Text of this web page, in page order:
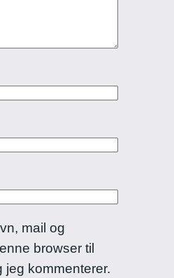
mail og
browser til
kommenterer.